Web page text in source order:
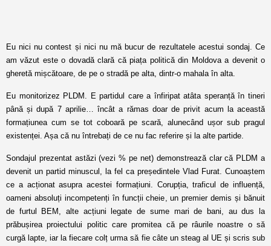
Eu nici nu contest și nici nu mă bucur de rezultatele acestui sondaj. Ce
am văzut este o dovadă clară că piața politică din Moldova a devenit o
gheretă mișcătoare, de pe o stradă pe alta, dintr-o mahala în alta.
Eu monitorizez PLDM. E partidul care a înfiripat atâta speranță în tineri
până și după 7 aprilie… încât a rămas doar de privit acum la această
formațiunea cum se tot coboară pe scară, alunecând ușor sub pragul
existenței. Așa că nu întrebați de ce nu fac referire și la alte partide.
Sondajul prezentat astăzi (vezi % pe net) demonstrează clar că PLDM a
devenit un partid minuscul, la fel ca președintele Vlad Furat. Cunoaștem
ce a acționat asupra acestei formațiuni. Corupția, traficul de influență,
oameni absoluți incompetenți în funcții cheie, un premier demis și bănuit
de furtul BEM, alte acțiuni legate de sume mari de bani, au dus la
prăbușirea proiectului politic care promitea că pe râurile noastre o să
curgă lapte, iar la fiecare colț urma să fie câte un steag al UE și scris sub